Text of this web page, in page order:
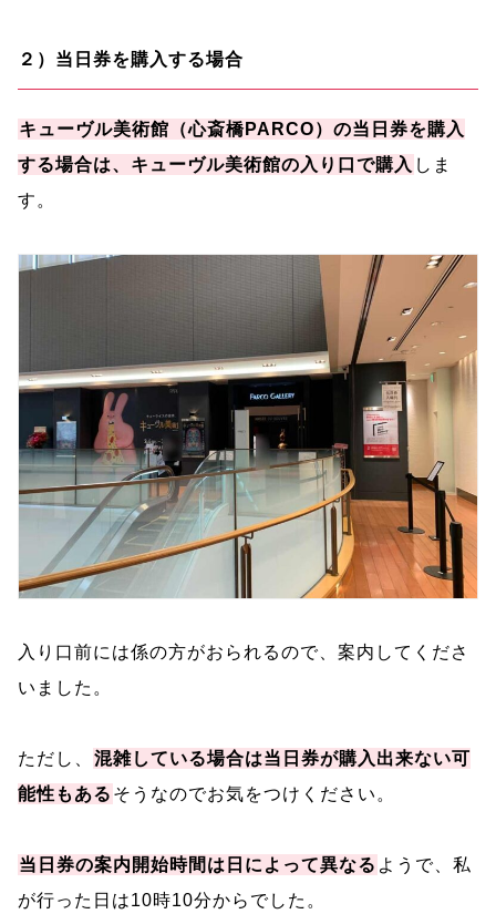
２）当日券を購入する場合
キューヴル美術館（心斎橋PARCO）の当日券を購入
する場合は、キューヴル美術館の入り口で購入 しま
す。
入り口前には係の方がおられるので、案内してくださ
いました。
ただし、 混雑している場合は当日券が購入出来ない可
能性もある そうなのでお気をつけください。
当日券の案内開始時間は日によって異なる ようで、私
が行った日は10時10分からでした。